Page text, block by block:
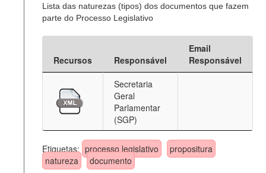
Lista das naturezas (tipos) dos documentos que fazem
parte do Processo Legislativo
Recursos Responsável
Email
Responsável
Secretaria
Geral
Parlamentar
(SGP)
Etiquetas: processo legislativo
propositura
natureza
documento